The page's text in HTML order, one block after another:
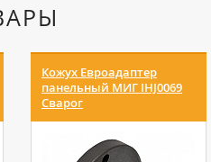
Кожух Евроадаптер
панельный МИГ IHJ0069
Сварог